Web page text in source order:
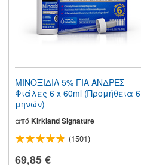
ΜΙΝΟΞΙΔΙΛ 5% ΓΙΑ ΑΝΔΡΕΣ
Φιάλες 6 x 60ml (Προμήθεια 6
μηνών)
από Kirkland Signature
(1501)
69,85 €